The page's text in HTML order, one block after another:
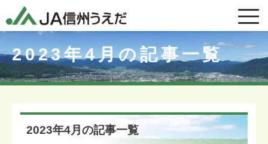
2023年4月の記事一覧
2023年4月の記事一覧